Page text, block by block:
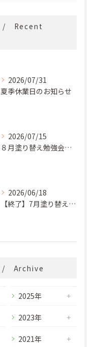
Recent
2026/07/31
夏季休業日のお知らせ
2026/07/15
８月塗り替え勉強会開催のお知らせ
2026/06/18
【終了】7月塗り替え勉強会のお知らせ
Archive
2025年
2023年
2021年